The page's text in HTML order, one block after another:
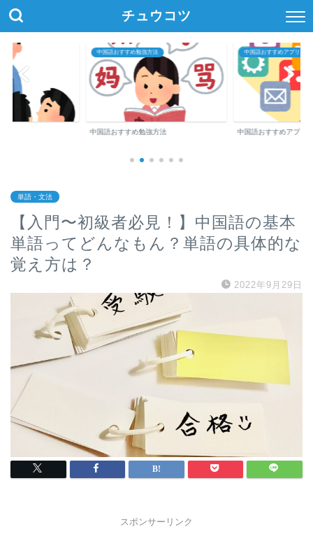
チュウコツ
中国語おすすめ勉強方法
中国語おすすめ勉強方法
中国語おすすめアプリ・参
中国語おすすめアプリ
単語・文法
【入門〜初級者必見！】中国語の基本
単語ってどんなもん？単語の具体的な
覚え方は？
2022年9月29日
スポンサーリンク